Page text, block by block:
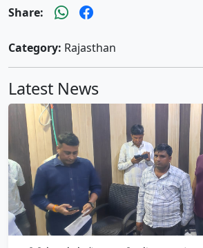
Share:
Category: Rajasthan
Latest News